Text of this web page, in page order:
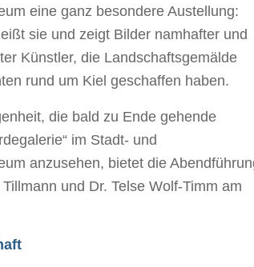
eine ganz besondere Austellung:
sie und zeigt Bilder namhafter und
Künstler, die Landschaftsgemälde
rund um Kiel geschaffen haben.
die bald zu Ende gehende
im Stadt- und
anzusehen, bietet die
und Dr. Telse Wolf-Timm am